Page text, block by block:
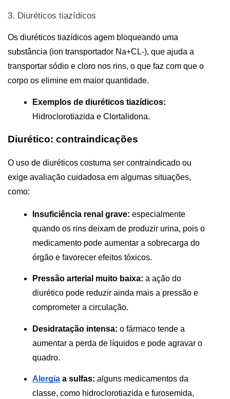
3. Diuréticos tiazídicos
Os diuréticos tiazídicos agem bloqueando uma
substância (ion transportador Na+CL-), que ajuda a
transportar sódio e cloro nos rins, o que faz com que o
corpo os elimine em maior quantidade.
Exemplos de diuréticos tiazídicos:
Hidroclorotiazida e Clortalidona.
Diurético: contraindicações
O uso de diuréticos costuma ser contraindicado ou
exige avaliação cuidadosa em algumas situações,
como:
Insuficiência renal grave: especialmente
quando os rins deixam de produzir urina, pois o
medicamento pode aumentar a sobrecarga do
órgão e favorecer efeitos tóxicos.
Pressão arterial muito baixa: a ação do
diurético pode reduzir ainda mais a pressão e
comprometer a circulação.
Desidratação intensa: o fármaco tende a
aumentar a perda de líquidos e pode agravar o
quadro.
Alergia a sulfas: alguns medicamentos da
classe, como hidroclorotiazida e furosemida,